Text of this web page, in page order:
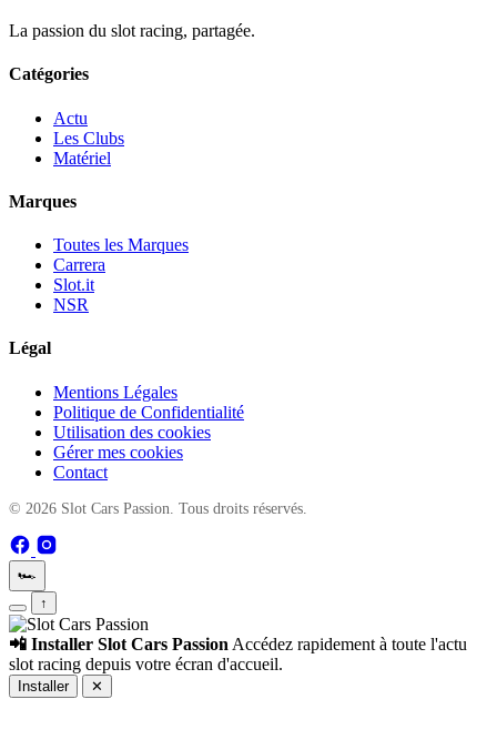
La passion du slot racing, partagée.
Catégories
Actu
Les Clubs
Matériel
Marques
Toutes les Marques
Carrera
Slot.it
NSR
Légal
Mentions Légales
Politique de Confidentialité
Utilisation des cookies
Gérer mes cookies
Contact
© 2026 Slot Cars Passion. Tous droits réservés.
🏎️
↑
📲 Installer Slot Cars Passion Accédez rapidement à toute l'actu
slot racing depuis votre écran d'accueil.
Installer ✕